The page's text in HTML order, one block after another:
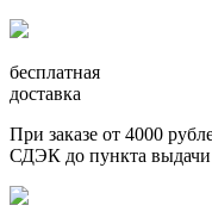
бесплатная
доставка
При заказе от 4000
СДЭК до пункта выдачи